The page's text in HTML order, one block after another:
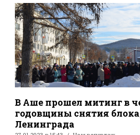
В Аше прошел митинг в
годовщины снятия
Ленинграда